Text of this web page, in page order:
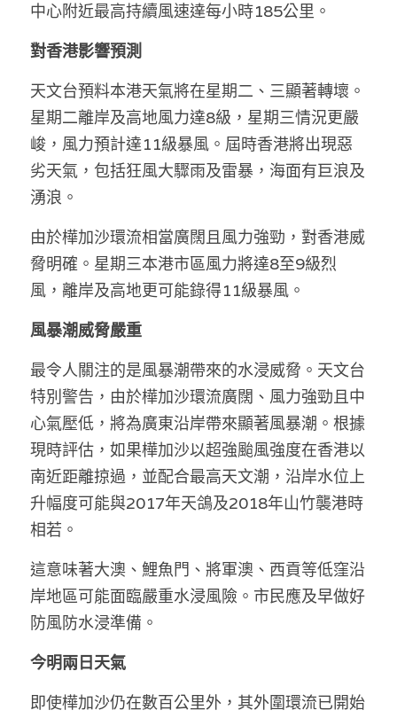
陳子遷律師專欄
羅浚軒專欄
溫志倫專欄
汪明欣專欄
張美雄專欄
香港科技專上書院｜專欄
中心附近最高持續風速達每小時185公里。
對香港影響預測
天文台預料本港天氣將在星期二、三顯著轉壞。
星期二離岸及高地風力達8級，星期三情況更嚴
峻，風力預計達11級暴風。屆時香港將出現惡
劣天氣，包括狂風大驟雨及雷暴，海面有巨浪及
湧浪。
由於樺加沙環流相當廣闊且風力強勁，對香港威
脅明確。星期三本港市區風力將達8至9級烈
風，離岸及高地更可能錄得11級暴風。
風暴潮威脅嚴重
最令人關注的是風暴潮帶來的水浸威脅。天文台
特別警告，由於樺加沙環流廣闊、風力強勁且中
心氣壓低，將為廣東沿岸帶來顯著風暴潮。根據
現時評估，如果樺加沙以超強颱風強度在香港以
南近距離掠過，並配合最高天文潮，沿岸水位上
升幅度可能與2017年天鴿及2018年山竹襲港時
相若。
這意味著大澳、鯉魚門、將軍澳、西貢等低窪沿
岸地區可能面臨嚴重水浸風險。市民應及早做好
防風防水浸準備。
今明兩日天氣
即使樺加沙仍在數百公里外，其外圍環流已開始